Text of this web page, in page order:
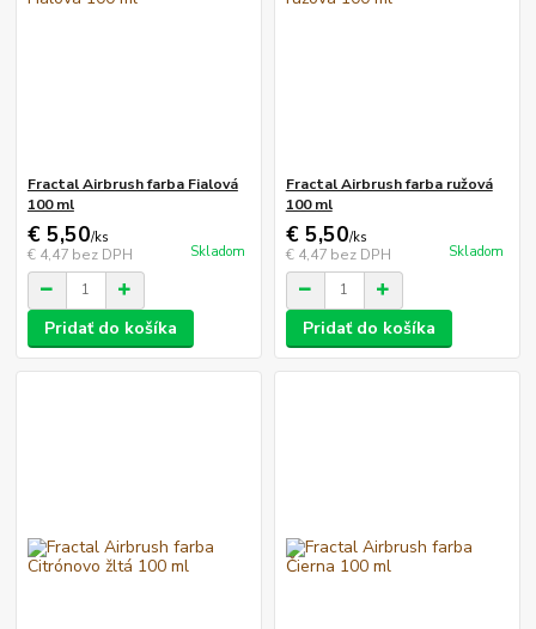
Fractal Airbrush farba Fialová
100 ml
€ 5,50/ks
€ 4,47 bez DPH Skladom
Pridať do košíka
Fractal Airbrush farba ružová
100 ml
€ 5,50/ks
€ 4,47 bez DPH Skladom
Pridať do košíka